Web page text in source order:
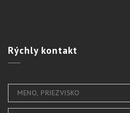
Rýchlykontakt